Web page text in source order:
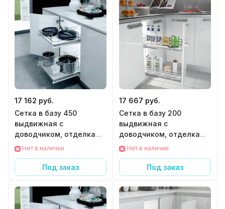
17 162 руб.
Сетка в базу 450
выдвижная с
доводчиком, отделка
хром + белый
Нет в наличии
Под заказ
17 667 руб.
Сетка в базу 200
выдвижная с
доводчиком, отделка
хром + белый
Нет в наличии
Под заказ